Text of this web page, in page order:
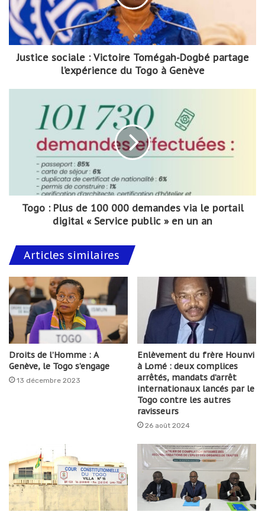
Justice sociale : Victoire Tomégah-Dogbé partage
l’expérience du Togo à Genève
Togo : Plus de 100 000 demandes via le portail
digital « Service public » en un an
Articles similaires
Droits de l’Homme : A
Genève, le Togo s’engage
13 décembre 2023
Enlèvement du frère Hounvi
à Lomé : deux complices
arrêtés, mandats d’arrêt
internationaux lancés par le
Togo contre les autres
ravisseurs
26 août 2024